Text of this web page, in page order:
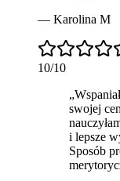
— Karolina M
10/10
„
swojej
i lepsze
Sposób